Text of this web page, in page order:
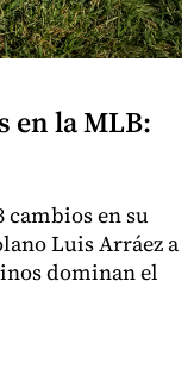
en la MLB:
cambios en su
Luis Arráez a
dominan el